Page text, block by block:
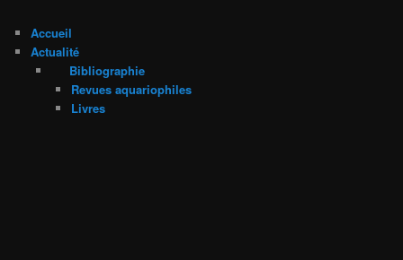
Accueil
Actualité
Bibliographie
Revues aquariophiles
Livres